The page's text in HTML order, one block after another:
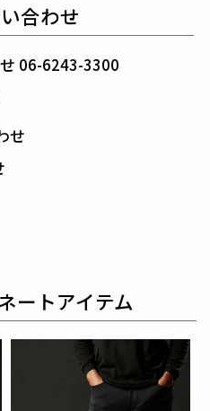
す。
”を取り入れ、スポーツと
やかに超える独自のアプロ
性に加え、衣服内部の湿
を備えた最新の国内紡績技
ワなどの機能を兼ね備え
、着脱時のストレスを軽
ッチやスタンドネック、
袖
ダーステッチにより、モ
力強い存在感を演出しま
合わせ
06-6243-3300
せ
ートアイテム